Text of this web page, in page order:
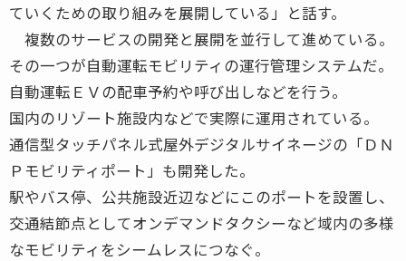
ていくための取り組みを展開している」と話す。
複数のサービスの開発と展開を並行して進めている。
その一つが自動運転モビリティの運行管理システムだ。
自動運転ＥＶの配車予約や呼び出しなどを行う。
国内のリゾート施設内などで実際に運用されている。
通信型タッチパネル式屋外デジタルサイネージの「ＤＮ
Ｐモビリティポート」も開発した。
駅やバス停、公共施設近辺などにこのポートを設置し、
交通結節点としてオンデマンドタクシーなど域内の多様
なモビリティをシームレスにつなぐ。